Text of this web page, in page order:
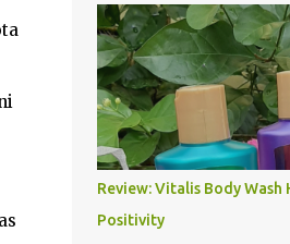
jam. Jeri? Tidak. Saya
berdoa agar suatu saat
penyeberangan ini. Doa itu
Hampir melupakan
pekerjaan dan rasanya
beper...
anak-anak. Yup, kami
anak-anak, tepatnya Upin
Siamang Tunggal. Setelah
menunggu, akhirnya pintu
Kami masuk ke dalam
lain. Beberapa saat
redup dan beberapa
diputar. Yes, filmnya sudah
Milik Tok Dalang Benarkan,
Review: Vitalis Body Wash
Positivity